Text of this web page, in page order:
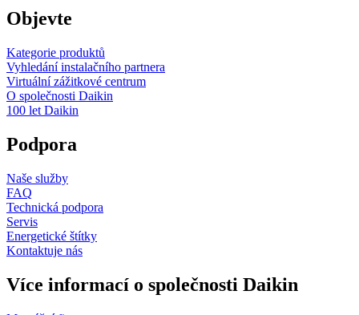
Objevte
Kategorie produktů
Vyhledání instalačního partnera
Virtuální zážitkové centrum
O společnosti Daikin
100 let Daikin
Podpora
Naše služby
FAQ
Technická podpora
Servis
Energetické štítky
Kontaktuje nás
Více informací o společnosti Daikin